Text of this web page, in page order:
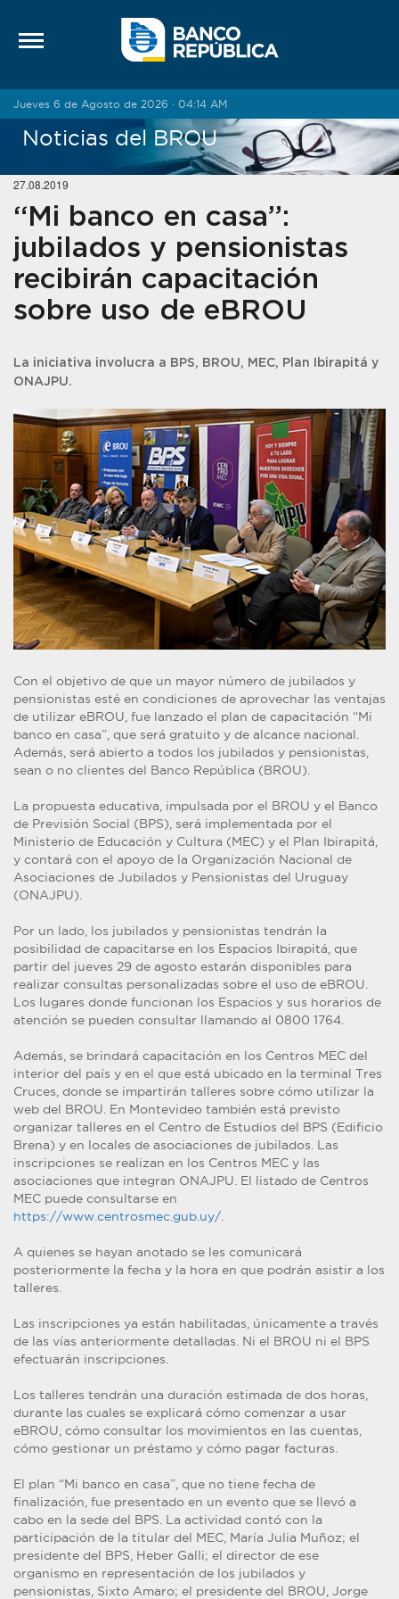
Jueves 6 de Agosto de 2026 · 04:14 AM
Noticias del BROU
27.08.2019
“Mi banco en casa”:
jubilados y pensionistas
recibirán capacitación
sobre uso de eBROU
La iniciativa involucra a BPS, BROU, MEC, Plan Ibirapitá y
ONAJPU.
Con el objetivo de que un mayor número de jubilados y
pensionistas esté en condiciones de aprovechar las ventajas
de utilizar eBROU, fue lanzado el plan de capacitación “Mi
banco en casa”, que será gratuito y de alcance nacional.
Además, será abierto a todos los jubilados y pensionistas,
sean o no clientes del Banco República (BROU).
La propuesta educativa, impulsada por el BROU y el Banco
de Previsión Social (BPS), será implementada por el
Ministerio de Educación y Cultura (MEC) y el Plan Ibirapitá,
y contará con el apoyo de la Organización Nacional de
Asociaciones de Jubilados y Pensionistas del Uruguay
(ONAJPU).
Por un lado, los jubilados y pensionistas tendrán la
posibilidad de capacitarse en los Espacios Ibirapitá, que
partir del jueves 29 de agosto estarán disponibles para
realizar consultas personalizadas sobre el uso de eBROU.
Los lugares donde funcionan los Espacios y sus horarios de
atención se pueden consultar llamando al 0800 1764.
Además, se brindará capacitación en los Centros MEC del
interior del país y en el que está ubicado en la terminal Tres
Cruces, donde se impartirán talleres sobre cómo utilizar la
web del BROU. En Montevideo también está previsto
organizar talleres en el Centro de Estudios del BPS (Edificio
Brena) y en locales de asociaciones de jubilados. Las
inscripciones se realizan en los Centros MEC y las
asociaciones que integran ONAJPU. El listado de Centros
MEC puede consultarse en
https://www.centrosmec.gub.uy/.
A quienes se hayan anotado se les comunicará
posteriormente la fecha y la hora en que podrán asistir a los
talleres.
Las inscripciones ya están habilitadas, únicamente a través
de las vías anteriormente detalladas. Ni el BROU ni el BPS
efectuarán inscripciones.
Los talleres tendrán una duración estimada de dos horas,
durante las cuales se explicará cómo comenzar a usar
eBROU, cómo consultar los movimientos en las cuentas,
cómo gestionar un préstamo y cómo pagar facturas.
El plan “Mi banco en casa”, que no tiene fecha de
finalización, fue presentado en un evento que se llevó a
cabo en la sede del BPS. La actividad contó con la
participación de la titular del MEC, María Julia Muñoz; el
presidente del BPS, Heber Galli; el director de ese
organismo en representación de los jubilados y
pensionistas, Sixto Amaro; el presidente del BROU, Jorge